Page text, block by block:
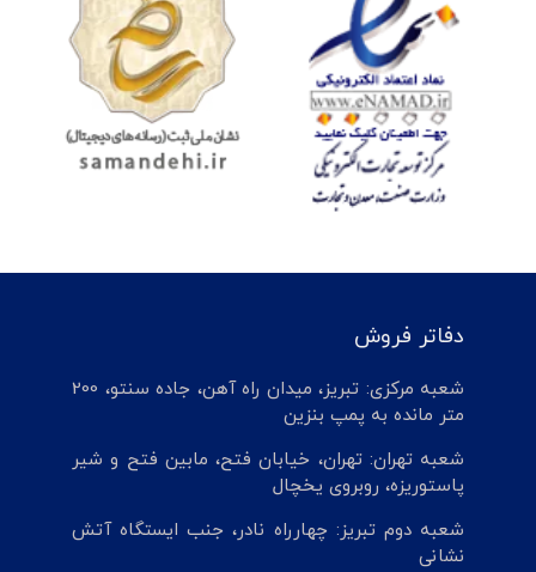
دفاتر فروش
شعبه مرکزی: تبریز، میدان راه آهن، جاده سنتو، 200
متر مانده به پمپ بنزین
شعبه تهران: تهران، خیابان فتح، مابین فتح و شیر
پاستوریزه، روبروی یخچال
شعبه دوم تبریز: چهارراه نادر، جنب ایستگاه آتش
نشانی